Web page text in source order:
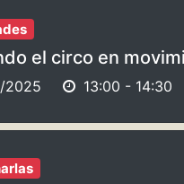
el circo en
2025 13:00 - 14:30